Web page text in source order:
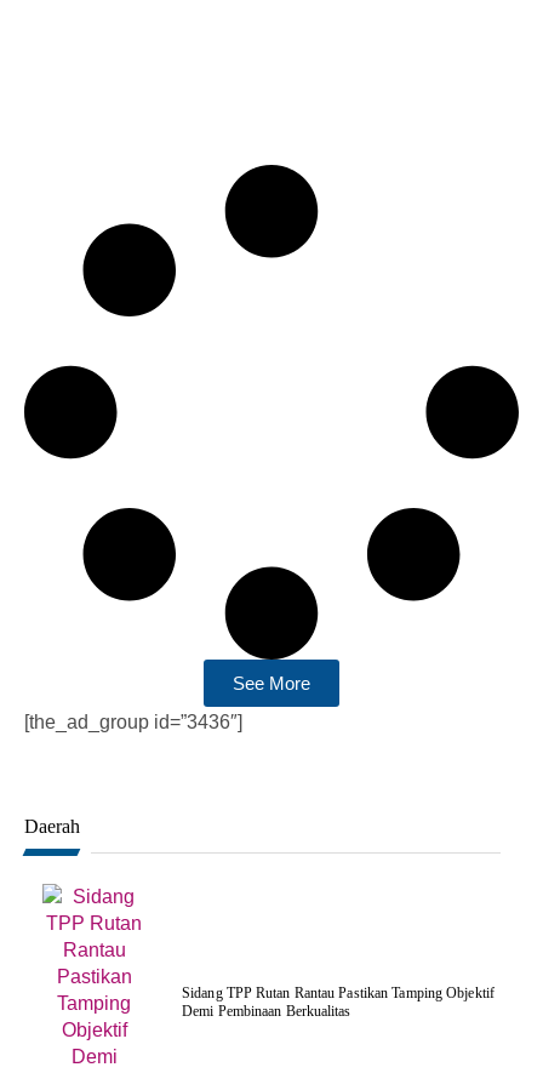
See More
[the_ad_group id=”3436″]
Daerah
Sidang TPP Rutan Rantau Pastikan Tamping Objektif
Demi Pembinaan Berkualitas